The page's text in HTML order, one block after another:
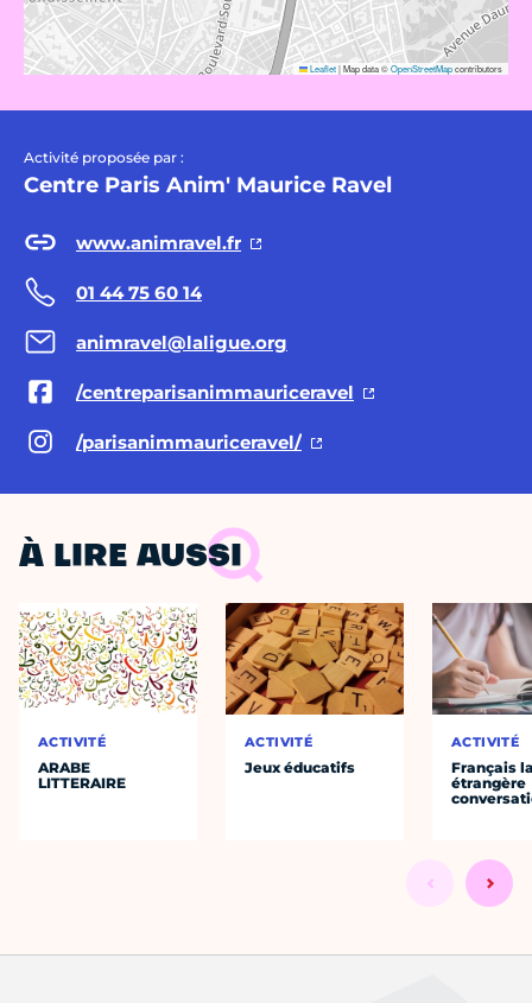
Leaflet|Map data ©OpenStreetMapcontributors
Activité proposée par :
Centre Paris Anim' Maurice Ravel
www.animravel.fr
01 44 75 60 14
animravel@laligue.org
/centreparisanimmauriceravel
/parisanimmauriceravel/
À LIRE AUSSI
ACTIVITÉ
ARABE
LITTERAIRE
ACTIVITÉ
Jeux éducatifs
ACTIVITÉ
Français
étrangère